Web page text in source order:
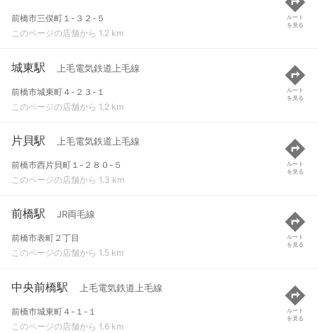
前橋市三俣町１-３２-５
このページの店舗から 1.2 km
ルート
を見る
城東駅 上毛電気鉄道上毛線
前橋市城東町４-２３-１
このページの店舗から 1.2 km
ルート
を見る
片貝駅 上毛電気鉄道上毛線
前橋市西片貝町１-２８０-５
このページの店舗から 1.3 km
ルート
を見る
前橋駅 JR両毛線
前橋市表町２丁目
このページの店舗から 1.5 km
ルート
を見る
中央前橋駅 上毛電気鉄道上毛線
前橋市城東町４-１-１
このページの店舗から 1.6 km
ルート
を見る